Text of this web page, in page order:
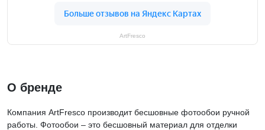
ArtFresco
О бренде
Компания ArtFresco производит бесшовные фотообои ручной
работы. Фотообои – это бесшовный материал для отделки